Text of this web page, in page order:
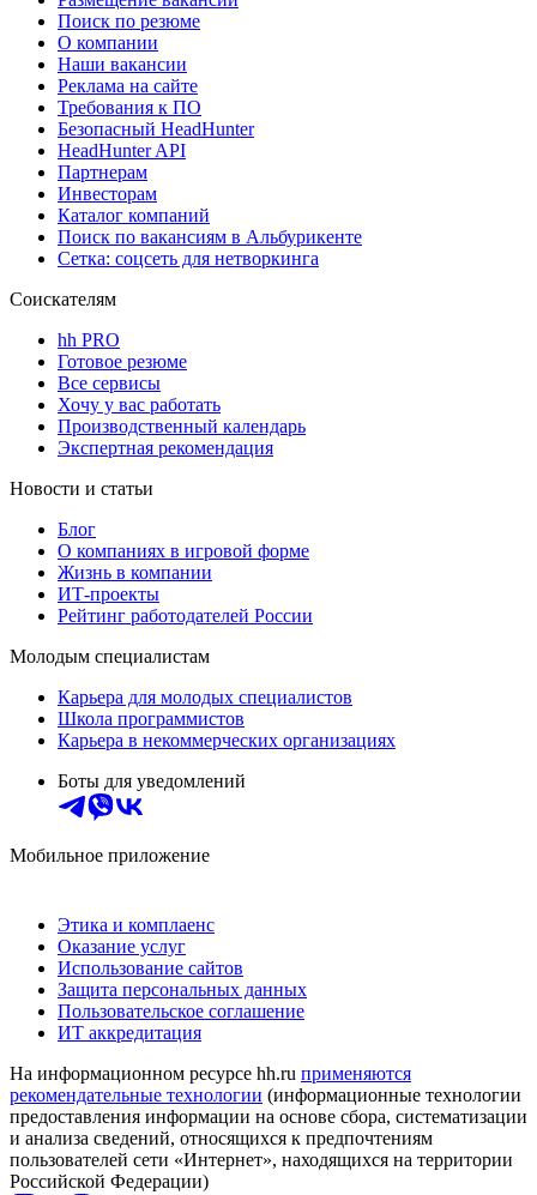
Поиск по резюме
О компании
Наши вакансии
Реклама на сайте
Требования к ПО
Безопасный HeadHunter
HeadHunter API
Партнерам
Инвесторам
Каталог компаний
Поиск по вакансиям в Альбурикенте
Сетка: соцсеть для нетворкинга
Соискателям
hh PRO
Готовое резюме
Все сервисы
Хочу у вас работать
Производственный календарь
Экспертная рекомендация
Новости и статьи
Блог
О компаниях в игровой форме
Жизнь в компании
ИТ-проекты
Рейтинг работодателей России
Молодым специалистам
Карьера для молодых специалистов
Школа программистов
Карьера в некоммерческих организациях
Боты для уведомлений
Мобильное приложение
Этика и комплаенс
Оказание услуг
Использование сайтов
Защита персональных данных
Пользовательское соглашение
ИТ аккредитация
На информационном ресурсе hh.ru применяются
рекомендательные технологии (информационные технологии
предоставления информации на основе сбора, систематизации
и анализа сведений, относящихся к предпочтениям
пользователей сети «Интернет», находящихся на территории
Российской Федерации)